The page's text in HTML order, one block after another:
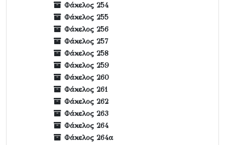
Φάκελος 254
Φάκελος 255
Φάκελος 256
Φάκελος 257
Φάκελος 258
Φάκελος 259
Φάκελος 260
Φάκελος 261
Φάκελος 262
Φάκελος 263
Φάκελος 264
Φάκελος 264α